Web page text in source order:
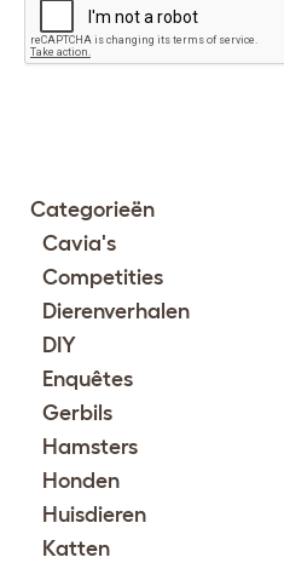
Categorieën
Cavia's
Competities
Dierenverhalen
DIY
Enquêtes
Gerbils
Hamsters
Honden
Huisdieren
Katten